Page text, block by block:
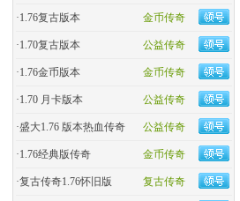
金币传奇
·1.76复古版本
公益传奇
·1.70复古版本
金币传奇
·1.76金币版本
公益传奇
·1.70 月卡版本
公益传奇
·盛大1.76 版本热血传奇
金币传奇
·​1.76经典版传奇
复古传奇
·复古传奇1.76怀旧版